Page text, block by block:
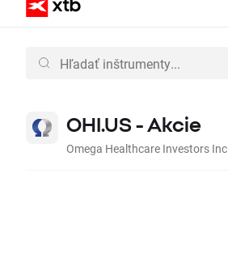
OHI.US - Akcie
Omega Healthcare Investors Inc